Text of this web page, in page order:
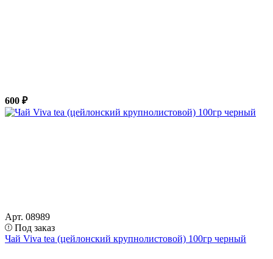
600 ₽
Арт. 08989
Под заказ
Чай Viva tea (цейлонский крупнолистовой) 100гр черный